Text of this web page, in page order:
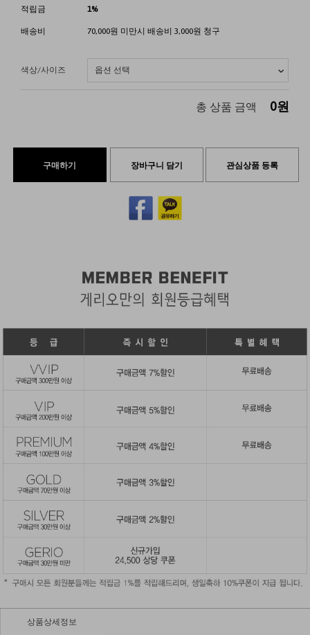
적립금 1%
배송비 70,000원 미만시 배송비 3,000원 청구
색상/사이즈
총 상품 금액 0원
구매하기 장바구니 담기 관심상품 등록
상품상세정보